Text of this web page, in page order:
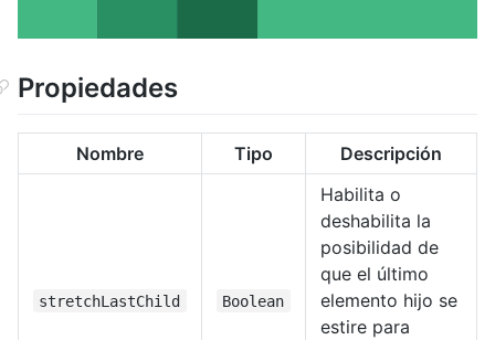
Propiedades
Nombre Tipo Descripción
stretchLastChild Boolean
Habilita o
deshabilita la
posibilidad de
que el último
elemento hijo se
estire para